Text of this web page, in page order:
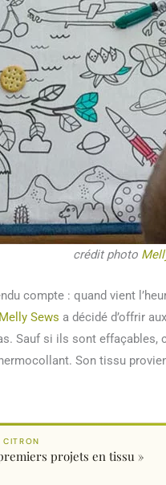
crédit photo
compte : quand vient
Melly Sews a décidé d’offrir
Sauf si ils sont
Son tissu
projets en tissu »